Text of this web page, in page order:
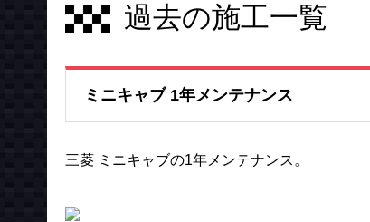
過去の施工一覧
ミニキャブ 1年メンテナンス
三菱 ミニキャブの1年メンテナンス。